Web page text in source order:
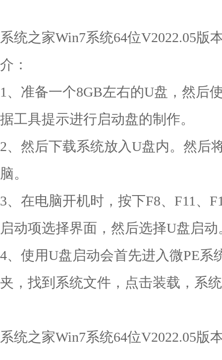
系统之家Win7系统64位V2022.05版
介：
1、准备一个8GB左右的U盘，然后
据工具提示进行启动盘的制作。
2、然后下载系统放入U盘内。然后
脑。
3、在电脑开机时，按下F8、F11、
启动项选择界面，然后选择U盘启动
4、使用U盘启动会首先进入微PE系
夹，找到系统文件，点击装载，系
系统之家Win7系统64位V2022.05版